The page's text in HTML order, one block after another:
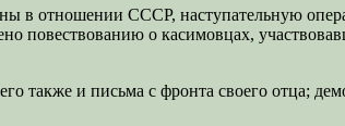
в отношении СССР, наступательную
повествованию о касимовцах,
также и письма с фронта своего отца;